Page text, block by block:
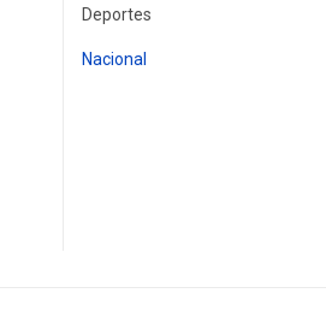
Deportes
Nacional